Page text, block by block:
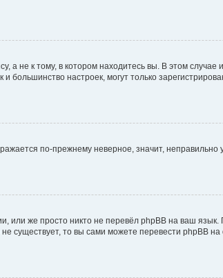
а не к тому, в котором находитесь вы. В этом
и большинство настроек, могут только
по-прежнему неверное, значит,
или же просто никто не перевёл phpBB на ваш
не существует, то вы сами можете перевести